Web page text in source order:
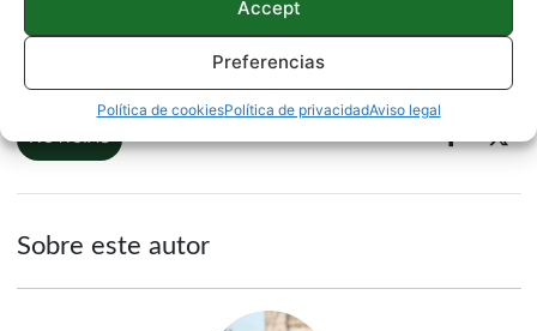
Accept
Preferencias
Política de cookiesPolítica de privacidadAviso legal
Sobre este autor